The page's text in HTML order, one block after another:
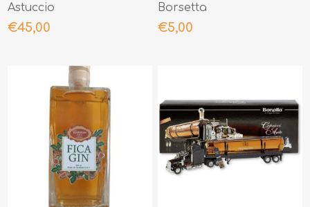
Astuccio
€45,00
Borsetta
€5,00